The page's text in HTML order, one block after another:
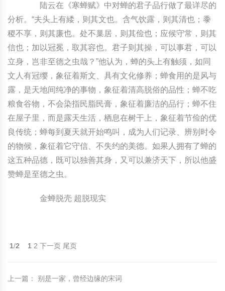
陆云在《寒蝉赋》中对蝉的君子品行做了最详尽的
分析。“夫头上有緌，则其文也。含气饮露，则其清也；黍
稷不享，则其廉也。处不巢居，则其俭也；应候守常，则其
信也；加以冠冕，取其容也。君子则其操，可以事君，可以
立身，岂非至德之虫哉？”他认为，蝉的头上有触须，如同
文人有冠缨，象征着斯文、具有文化修养；蝉食用的是风与
露，是天地间纯净的事物，象征着清高脱俗的品性；蝉不吃
粮食谷物，不会染指民脂民膏，象征着廉洁的品行；蝉不住
在屋子里，而是露天生活，栖息在树干上，象征着节俭的优
良传统；蝉每到夏天就开始鸣叫，成为人们记录、辨别时令
的物候，象征着它守信、不失约的美德。如果人拥有了蝉的
这五种品德，既可以独善其身，又可以兼济天下，所以他盛
赞蝉是至德之虫。
金蝉脱壳 超脱现实
1/2 1 2 下一页 尾页
上一篇 ： 别是一家，曾经边缘的宋词